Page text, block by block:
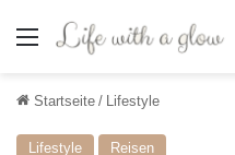
Menü
Startseite / Lifestyle
Lifestyle Reisen